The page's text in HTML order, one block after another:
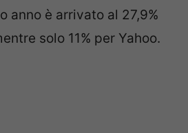
anno è arrivato al 27,9%
solo 11% per Yahoo.